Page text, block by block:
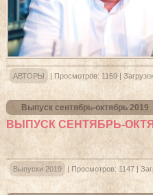
АВТОРЫ | Просмотров: 1159|
Выпуск сентябрь-октябрь 2019
ВЫПУСК СЕНТЯБРЬ-
Выпуски 2019 | Просмотров: 1147|